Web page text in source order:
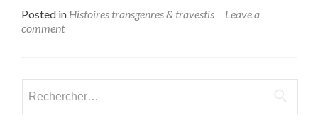
about
Fiona.
Posted in Histoires transgenres & travestis
Leave a
comment